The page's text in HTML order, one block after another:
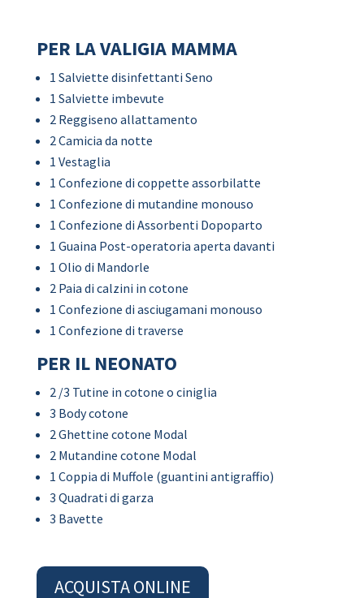
PER LA VALIGIA MAMMA
1 Salviette disinfettanti Seno
1 Salviette imbevute
2 Reggiseno allattamento
2 Camicia da notte
1 Vestaglia
1 Confezione di coppette assorbilatte
1 Confezione di mutandine monouso
1 Confezione di Assorbenti Dopoparto
1 Guaina Post-operatoria aperta davanti
1 Olio di Mandorle
2 Paia di calzini in cotone
1 Confezione di asciugamani monouso
1 Confezione di traverse
PER IL NEONATO
2 /3 Tutine in cotone o ciniglia
3 Body cotone
2 Ghettine cotone Modal
2 Mutandine cotone Modal
1 Coppia di Muffole (guantini antigraffio)
3 Quadrati di garza
3 Bavette
ACQUISTA ONLINE